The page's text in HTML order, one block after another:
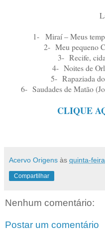
1- Miraí – Meus
2- Meu pequeno
3- Recife,
4- Noites de
5- Rapaziada
6- Saudades de Matão
CLIQUE
Acervo Origens às quinta-
Compartilhar
Nenhum comentário:
Postar um comentário